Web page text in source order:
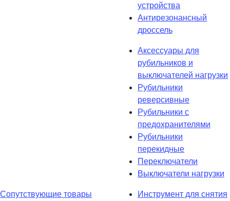
устройства
Антирезонансный
дроссель
Аксессуары для
рубильников и
выключателей нагрузки
Рубильники
реверсивные
Рубильники с
предохранителями
Рубильники
перекидные
Переключатели
Выключатели нагрузки
Сопутствующие товары
Инструмент для снятия